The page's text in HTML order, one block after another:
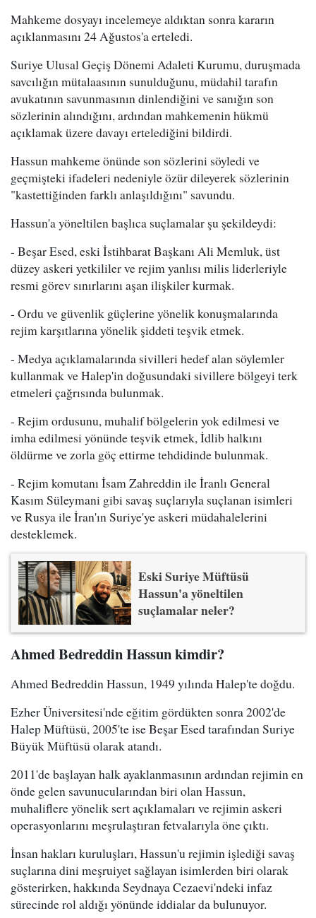
Mahkeme dosyayı incelemeye aldıktan sonra kararın
açıklanmasını 24 Ağustos'a erteledi.
Suriye Ulusal Geçiş Dönemi Adaleti Kurumu, duruşmada
savcılığın mütalaasının sunulduğunu, müdahil tarafın
avukatının savunmasının dinlendiğini ve sanığın son
sözlerinin alındığını, ardından mahkemenin hükmü
açıklamak üzere davayı ertelediğini bildirdi.
Hassun mahkeme önünde son sözlerini söyledi ve
geçmişteki ifadeleri nedeniyle özür dileyerek sözlerinin
"kastettiğinden farklı anlaşıldığını" savundu.
Hassun'a yöneltilen başlıca suçlamalar şu şekildeydi:
- Beşar Esed, eski İstihbarat Başkanı Ali Memluk, üst
düzey askeri yetkililer ve rejim yanlısı milis liderleriyle
resmi görev sınırlarını aşan ilişkiler kurmak.
- Ordu ve güvenlik güçlerine yönelik konuşmalarında
rejim karşıtlarına yönelik şiddeti teşvik etmek.
- Medya açıklamalarında sivilleri hedef alan söylemler
kullanmak ve Halep'in doğusundaki sivillere bölgeyi terk
etmeleri çağrısında bulunmak.
- Rejim ordusunu, muhalif bölgelerin yok edilmesi ve
imha edilmesi yönünde teşvik etmek, İdlib halkını
öldürme ve zorla göç ettirme tehdidinde bulunmak.
- Rejim komutanı İsam Zahreddin ile İranlı General
Kasım Süleymani gibi savaş suçlarıyla suçlanan isimleri
ve Rusya ile İran'ın Suriye'ye askeri müdahalelerini
desteklemek.
Eski Suriye Müftüsü
Hassun'a yöneltilen
suçlamalar neler?
Ahmed Bedreddin Hassun kimdir?
Ahmed Bedreddin Hassun, 1949 yılında Halep'te doğdu.
Ezher Üniversitesi'nde eğitim gördükten sonra 2002'de
Halep Müftüsü, 2005'te ise Beşar Esed tarafından Suriye
Büyük Müftüsü olarak atandı.
2011'de başlayan halk ayaklanmasının ardından rejimin en
önde gelen savunucularından biri olan Hassun,
muhaliflere yönelik sert açıklamaları ve rejimin askeri
operasyonlarını meşrulaştıran fetvalarıyla öne çıktı.
İnsan hakları kuruluşları, Hassun'u rejimin işlediği savaş
suçlarına dini meşruiyet sağlayan isimlerden biri olarak
gösterirken, hakkında Seydnaya Cezaevi'ndeki infaz
sürecinde rol aldığı yönünde iddialar da bulunuyor.